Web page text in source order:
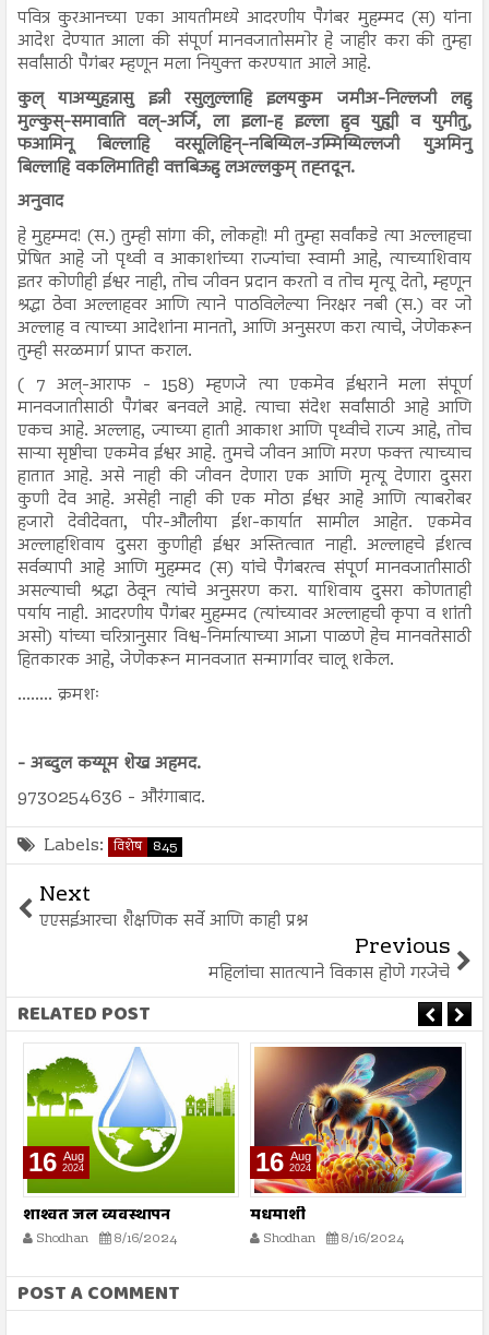
पवित्र कुरआनच्या एका आयतीमध्ये आदरणीय पैगंबर मुहम्मद (स) यांना
आदेश देण्यात आला की संपूर्ण मानवजातीसमोर हे जाहीर करा की तुम्हा
सर्वांसाठी पैगंबर म्हणून मला नियुक्त करण्यात आले आहे.
कुल् याअय्युहन्नासु इन्नी रसुलुल्लाहि इलयकुम जमीअ-निल्लजी लहु
मुल्कुस्-समावाति वल्-अर्जि, ला इला-ह इल्ला हुव युह्यी व युमीतु,
फआमिनू बिल्लाहि वरसूलिहिन्-नबिय्यिल-उम्मिय्यिल्लजी युअमिनु
बिल्लाहि वकलिमातिही वत्तबिऊहु लअल्लकुम् तह्तदून.
अनुवाद
हे मुहम्मद! (स.) तुम्ही सांगा की, लोकहो! मी तुम्हा सर्वांकडे त्या अल्लाहचा
प्रेषित आहे जो पृथ्वी व आकाशांच्या राज्यांचा स्वामी आहे, त्याच्याशिवाय
इतर कोणीही ईश्वर नाही, तोच जीवन प्रदान करतो व तोच मृत्यू देतो, म्हणून
श्रद्धा ठेवा अल्लाहवर आणि त्याने पाठविलेल्या निरक्षर नबी (स.) वर जो
अल्लाह व त्याच्या आदेशांना मानतो, आणि अनुसरण करा त्याचे, जेणेकरून
तुम्ही सरळमार्ग प्राप्त कराल.
( 7 अल्-आराफ - 158) म्हणजे त्या एकमेव ईश्वराने मला संपूर्ण
मानवजातीसाठी पैगंबर बनवले आहे. त्याचा संदेश सर्वांसाठी आहे आणि
एकच आहे. अल्लाह, ज्याच्या हाती आकाश आणि पृथ्वीचे राज्य आहे, तोच
साऱ्या सृष्टीचा एकमेव ईश्वर आहे. तुमचे जीवन आणि मरण फक्त त्याच्याच
हातात आहे. असे नाही की जीवन देणारा एक आणि मृत्यू देणारा दुसरा
कुणी देव आहे. असेही नाही की एक मोठा ईश्वर आहे आणि त्याबरोबर
हजारो देवीदेवता, पीर-औलीया ईश-कार्यात सामील आहेत. एकमेव
अल्लाहशिवाय दुसरा कुणीही ईश्वर अस्तित्वात नाही. अल्लाहचे ईशत्व
सर्वव्यापी आहे आणि मुहम्मद (स) यांचे पैगंबरत्व संपूर्ण मानवजातीसाठी
असल्याची श्रद्धा ठेवून त्यांचे अनुसरण करा. याशिवाय दुसरा कोणताही
पर्याय नाही. आदरणीय पैगंबर मुहम्मद (त्यांच्यावर अल्लाहची कृपा व शांती
असो) यांच्या चरित्रानुसार विश्व-निर्मात्याच्या आज्ञा पाळणे हेच मानवतेसाठी
हितकारक आहे, जेणेकरून मानवजात सन्मार्गावर चालू शकेल.
........ क्रमशः
- अब्दुल कय्यूम शेख अहमद.
9730254636 - औरंगाबाद.
Labels: विशेष 845
Next
एएसईआरचा शैक्षणिक सर्वे आणि काही प्रश्न
Previous
महिलांचा सातत्याने विकास होणे गरजेचे
RELATED POST
16 Aug
2024
शाश्वत जल व्यवस्थापन
Shodhan 8/16/2024
16 Aug
2024
मधमाशी
Shodhan 8/16/2024
POST A COMMENT